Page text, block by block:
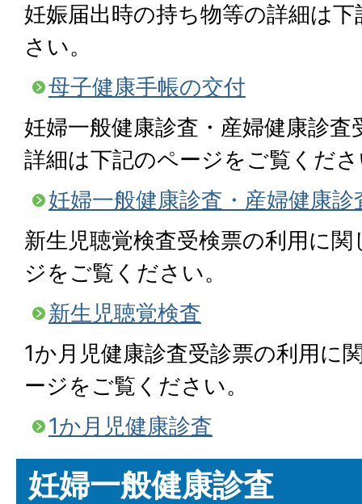
妊娠届出時の持ち物等の詳細は
さい。
母子健康手帳の交付
妊婦一般健康診査・産婦健康診
詳細は下記のページをご覧くだ
妊婦一般健康診査・産婦健康診
新生児聴覚検査受検票の利用に
ジをご覧ください。
新生児聴覚検査
1か月児健康診査受診票の利用に
ージをご覧ください。
1か月児健康診査
妊婦一般健康診査